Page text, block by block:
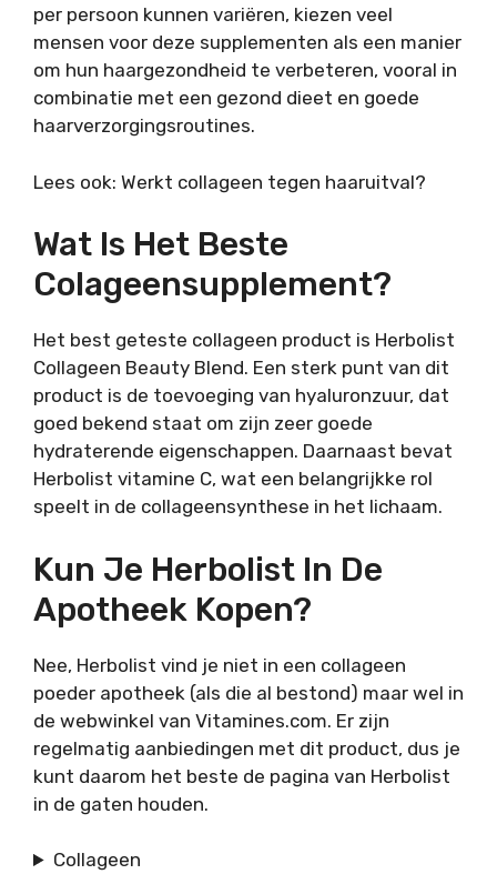
per persoon kunnen variëren, kiezen veel
mensen voor deze supplementen als een manier
om hun haargezondheid te verbeteren, vooral in
combinatie met een gezond dieet en goede
haarverzorgingsroutines.
Lees ook: Werkt collageen tegen haaruitval?
Wat Is Het Beste
Colageensupplement?
Het best geteste collageen product is Herbolist
Collageen Beauty Blend. Een sterk punt van dit
product is de toevoeging van hyaluronzuur, dat
goed bekend staat om zijn zeer goede
hydraterende eigenschappen. Daarnaast bevat
Herbolist vitamine C, wat een belangrijkke rol
speelt in de collageensynthese in het lichaam.
Kun Je Herbolist In De
Apotheek Kopen?
Nee, Herbolist vind je niet in een collageen
poeder apotheek (als die al bestond) maar wel in
de webwinkel van Vitamines.com. Er zijn
regelmatig aanbiedingen met dit product, dus je
kunt daarom het beste de pagina van Herbolist
in de gaten houden.
Collageen